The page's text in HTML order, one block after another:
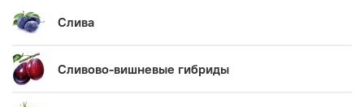
Слива
Сливово-вишневые гибриды